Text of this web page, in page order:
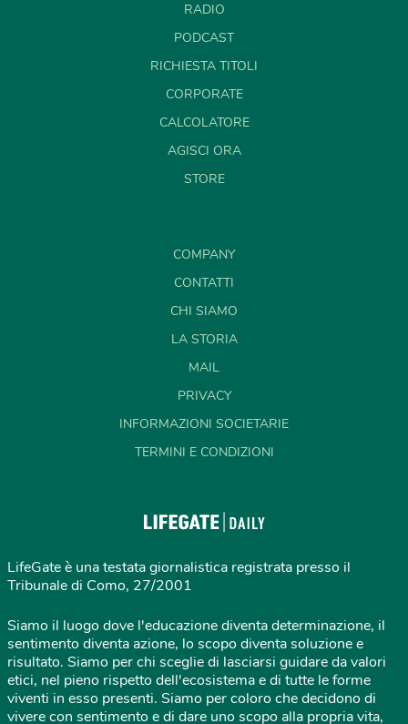
RADIO
PODCAST
RICHIESTA TITOLI
CORPORATE
CALCOLATORE
AGISCI ORA
STORE
COMPANY
CONTATTI
CHI SIAMO
LA STORIA
MAIL
PRIVACY
INFORMAZIONI SOCIETARIE
TERMINI E CONDIZIONI
LifeGate è una testata giornalistica registrata presso il
Tribunale di Como, 27/2001
Siamo il luogo dove l'educazione diventa determinazione, il
sentimento diventa azione, lo scopo diventa soluzione e
risultato. Siamo per chi sceglie di lasciarsi guidare da valori
etici, nel pieno rispetto dell'ecosistema e di tutte le forme
viventi in esso presenti. Siamo per coloro che decidono di
vivere con sentimento e di dare uno scopo alla propria vita,